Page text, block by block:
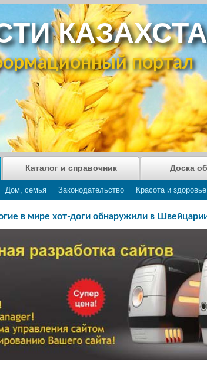
портал
Дом, семья Законодательство Красота и здоровье
Каталог и справочник Доска
в мире хот-доги обнаружили в